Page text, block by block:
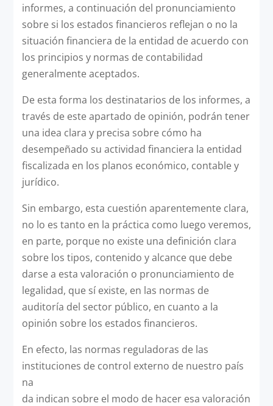
informes, a continuación del pronunciamiento
sobre si los estados financieros reflejan o no la
situación financiera de la entidad de acuerdo con
los principios y normas de contabilidad
generalmente aceptados.
De esta forma los destinatarios de los informes, a
través de este apartado de opinión, podrán tener
una idea clara y precisa sobre cómo ha
desempeñado su actividad financiera la entidad
fiscalizada en los planos económico, contable y
jurídico.
Sin embargo, esta cuestión aparentemente clara,
no lo es tanto en la práctica como luego veremos,
en parte, porque no existe una definición clara
sobre los tipos, contenido y alcance que debe
darse a esta valoración o pronunciamiento de
legalidad, que sí existe, en las normas de
auditoría del sector público, en cuanto a la
opinión sobre los estados financieros.
En efecto, las normas reguladoras de las
instituciones de control externo de nuestro país
na
da indican sobre el modo de hacer esa valoración